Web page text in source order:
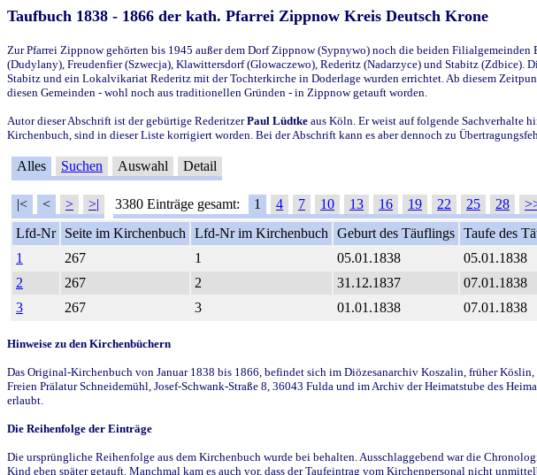
Taufbuch 1838 - 1866 der kath. Pfarrei Zippnow Kreis Deutsch Krone
Zur Pfarrei Zippnow gehörten bis 1945 außer dem Dorf Zippnow (Sypnywo) noch die beiden
(Dudylany), Freudenfier (Szwecja), Klawittersdorf (Glowaczewo), Rederitz (Nadarzyce) und Stabitz
Stabitz und ein Lokalvikariat Rederitz mit der Tochterkirche in Doderlage wurden errichtet. Ab diesem
diesen Gemeinden - wohl noch aus traditionellen Gründen - in Zippnow getauft worden.
Autor dieser Abschrift ist der gebürtige RederitzerPaul Lüdtke aus Köln. Er weist auf folgende Sachverhalte
Kirchenbuch, sind in dieser Liste korrigiert worden. Bei der Abschrift kann es aber dennoch zu
Alles Suchen Auswahl Detail
|< < > >| 3380 Einträge gesamt: 1 4 7 10 13 16 19 22 25 28
Lfd-Nr
Seite im Kirchenbuch Lfd-Nr im Kirchenbuch Geburt des Täuflings Taufe des
1
267 1 05.01.1838 05.01.1838
2
267 2 31.12.1837 07.01.1838
3
267 3 01.01.1838 07.01.1838
Hinweise zu den Kirchenbüchern
Das Original-Kirchenbuch von Januar 1838 bis 1866, befindet sich im Diözesanarchiv Koszalin, früher
Freien Prälatur Schneidemühl, Josef-Schwank-Straße 8, 36043 Fulda und im Archiv der Heimatstube des
erlaubt.
Die Reihenfolge der Einträge
Die ursprüngliche Reihenfolge aus dem Kirchenbuch wurde bei behalten. Ausschlaggebend war die
Kind eben später getauft. Manchmal kam es auch vor, dass der Taufeintrag vom Kirchenpersonal nicht